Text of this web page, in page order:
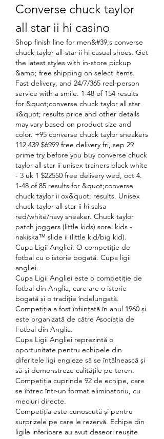
Converse chuck taylor
all star ii hi casino
Shop finish line for men&#39;s converse
chuck taylor all-star ii hi casual shoes. Get
the latest styles with in-store pickup
&amp; free shipping on select items.
Fast delivery, and 24/7/365 real-person
service with a smile. 1-48 of 154 results
for &quot;converse chuck taylor all star
ii&quot; results price and other details
may vary based on product size and
color. +95 converse chuck taylor sneakers
112,439 $6999 free delivery fri, sep 29
prime try before you buy converse chuck
taylor all star ii unisex trainers black white
- 3 uk 1 $22550 free delivery wed, oct 4.
1-48 of 85 results for &quot;converse
chuck taylor ii ox&quot; results. Unisex
chuck taylor all star ii hi salsa
red/white/navy sneaker. Chuck taylor
patch joggers (little kids) sorel kids -
nakiska™ slide ii (little kid/big kid).
Cupa Ligii Angliei: O competiție de
fotbal cu o istorie bogată. Cupa ligii
angliei.
Cupa Ligii Angliei este o competiție de
fotbal din Anglia, care are o istorie
bogată și o tradiție îndelungată.
Competiția a fost înființată în anul 1960 și
este organizată de către Asociația de
Fotbal din Anglia.
Cupa Ligii Angliei reprezintă o
oportunitate pentru echipele din
diferitele ligi engleze să se întâlnească și
să-și demonstreze calitățile pe teren.
Competiția cuprinde 92 de echipe, care
se întrec într-un format eliminatoriu, cu
meciuri directe.
Competiția este cunoscută și pentru
surprizele pe care le rezervă. Echipe din
ligile inferioare au avut deseori reușite